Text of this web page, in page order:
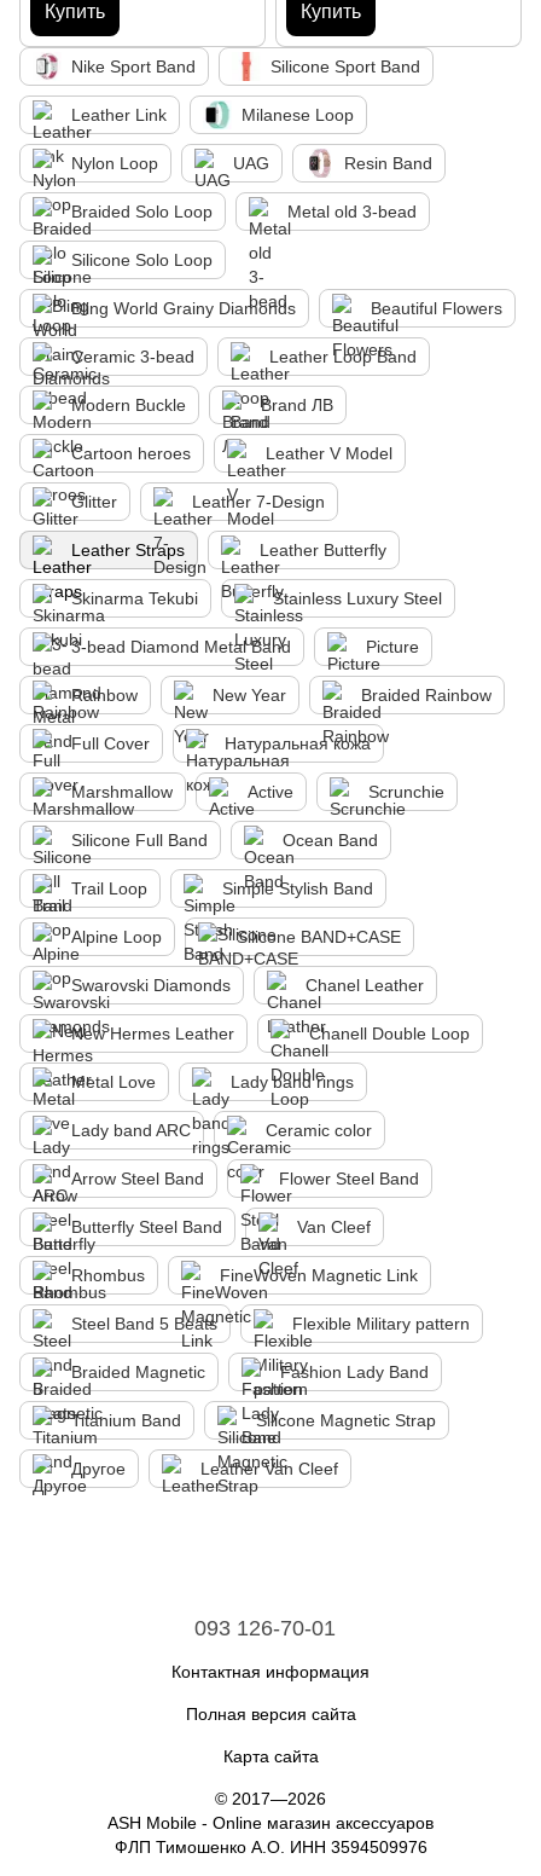
Купить Купить
Nike Sport Band Silicone Sport Band
Leather Link Milanese Loop
Nylon Loop UAG Resin Band
Braided Solo Loop Metal old 3-bead
Silicone Solo Loop
Bling World Grainy Diamonds Beautiful Flowers
Ceramic 3-bead Leather Loop Band
Modern Buckle Brand ЛВ
Cartoon heroes Leather V Model
Glitter Leather 7-Design
Leather Straps Leather Butterfly
Skinarma Tekubi Stainless Luxury Steel
3-bead Diamond Metal Band Picture
Rainbow New Year Braided Rainbow
Full Cover Натуральная кожа
Marshmallow Active Scrunchie
Silicone Full Band Ocean Band
Trail Loop Simple Stylish Band
Alpine Loop Silicone BAND+CASE
Swarovski Diamonds Chanel Leather
New Hermes Leather Chanell Double Loop
Metal Love Lady band rings
Lady band ARC Ceramic color
Arrow Steel Band Flower Steel Band
Butterfly Steel Band Van Cleef
Rhombus FineWoven Magnetic Link
Steel Band 5 Beats Flexible Military pattern
Braided Magnetic Fashion Lady Band
Titanium Band Silicone Magnetic Strap
Другое Leather Van Cleef
093 126-70-01
Контактная информация
Полная версия сайта
Карта сайта
© 2017—2026
ASH Mobile - Online магазин аксессуаров
ФЛП Тимошенко А.О. ИНН 3594509976